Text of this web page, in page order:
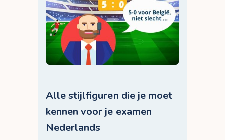
Alle stijlfiguren die je moet
kennen voor je examen
Nederlands